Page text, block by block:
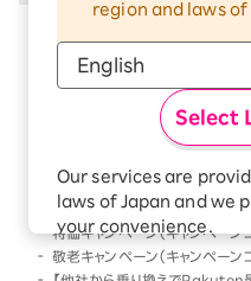
region and laws of
Select
Our services are
laws of Japan and we
your convenience.
The Japanese version
applications, in which
以下のキャンペーンは、
本キャンペーン条件を満
以下のキャンペーンの条
キャンペーンのみが優先
Rakutenオリジナル製品 1円キャ
「Rakuten最強プラン契約＆
特価キャンペーン（キャンペーン
敬老キャンペーン（キャンペーン